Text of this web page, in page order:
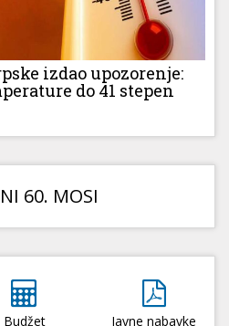
izdao upozorenje:
do 41 stepen
60. MOSI
Budžet Javne nabavke